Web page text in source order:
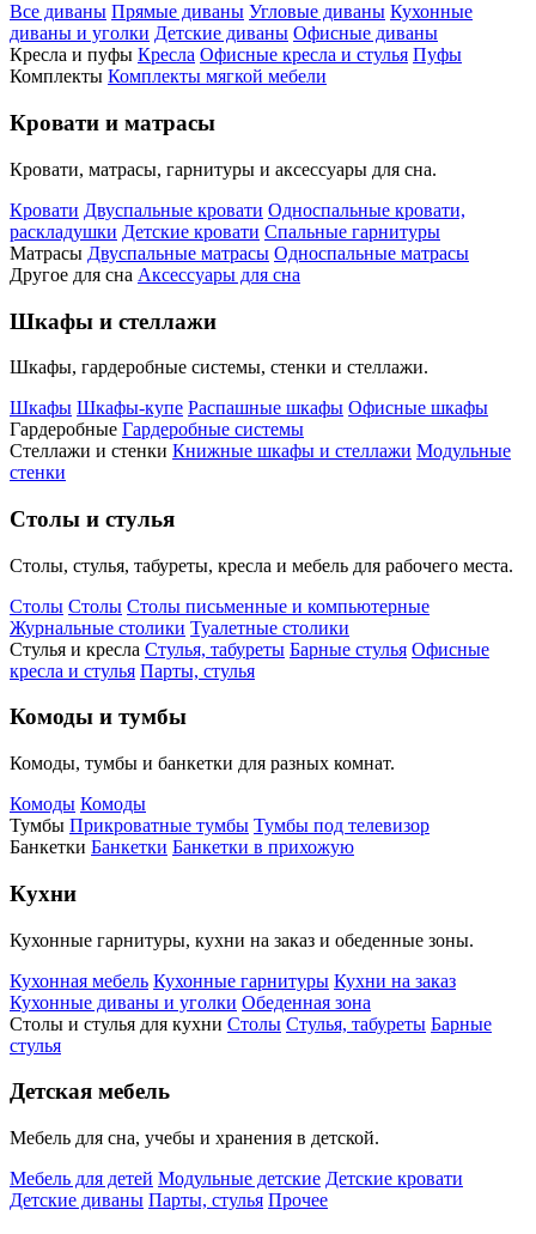
Все диваны Прямые диваны Угловые диваны Кухонные
диваны и уголки Детские диваны Офисные диваны
Кресла и пуфы Кресла Офисные кресла и стулья Пуфы
Комплекты Комплекты мягкой мебели
Кровати и матрасы
Кровати, матрасы, гарнитуры и аксессуары для сна.
Кровати Двуспальные кровати Односпальные кровати,
раскладушки Детские кровати Спальные гарнитуры
Матрасы Двуспальные матрасы Односпальные матрасы
Другое для сна Аксессуары для сна
Шкафы и стеллажи
Шкафы, гардеробные системы, стенки и стеллажи.
Шкафы Шкафы-купе Распашные шкафы Офисные шкафы
Гардеробные Гардеробные системы
Стеллажи и стенки Книжные шкафы и стеллажи Модульные
стенки
Столы и стулья
Столы, стулья, табуреты, кресла и мебель для рабочего места.
Столы Столы Столы письменные и компьютерные
Журнальные столики Туалетные столики
Стулья и кресла Стулья, табуреты Барные стулья Офисные
кресла и стулья Парты, стулья
Комоды и тумбы
Комоды, тумбы и банкетки для разных комнат.
Комоды Комоды
Тумбы Прикроватные тумбы Тумбы под телевизор
Банкетки Банкетки Банкетки в прихожую
Кухни
Кухонные гарнитуры, кухни на заказ и обеденные зоны.
Кухонная мебель Кухонные гарнитуры Кухни на заказ
Кухонные диваны и уголки Обеденная зона
Столы и стулья для кухни Столы Стулья, табуреты Барные
стулья
Детская мебель
Мебель для сна, учебы и хранения в детской.
Мебель для детей Модульные детские Детские кровати
Детские диваны Парты, стулья Прочее